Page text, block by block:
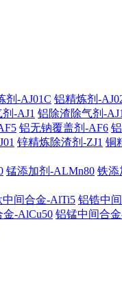
剂-AJ01C 铝精炼剂-
-AJ1 铝除渣除气剂-
铝无钠覆盖剂-AF6
锌精炼除渣剂-ZJ1 铜
锰添加剂-ALMn80 铁添
中间合金-AlTi5 铝锆中
-AlCu50 铝锰中间合